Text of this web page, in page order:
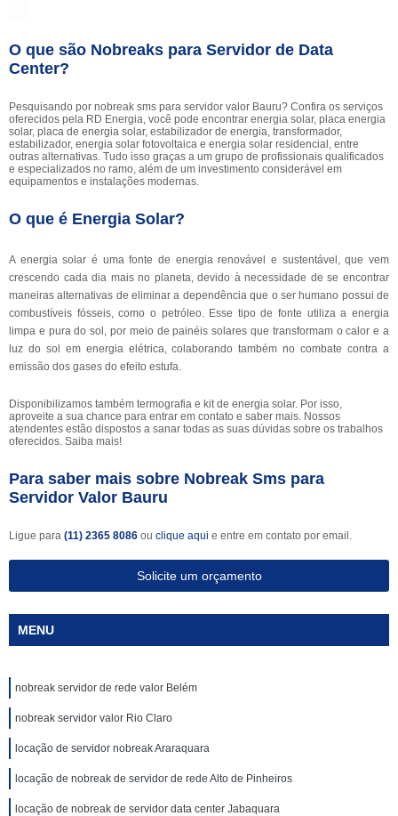
O que são Nobreaks para Servidor de Data
Center?
Pesquisando por nobreak sms para servidor valor Bauru? Confira os serviços
oferecidos pela RD Energia, você pode encontrar energia solar, placa energia
solar, placa de energia solar, estabilizador de energia, transformador,
estabilizador, energia solar fotovoltaica e energia solar residencial, entre
outras alternativas. Tudo isso graças a um grupo de profissionais qualificados
e especializados no ramo, além de um investimento considerável em
equipamentos e instalações modernas.
O que é Energia Solar?
A energia solar é uma fonte de energia renovável e sustentável, que vem
crescendo cada dia mais no planeta, devido à necessidade de se encontrar
maneiras alternativas de eliminar a dependência que o ser humano possui de
combustíveis fósseis, como o petróleo. Esse tipo de fonte utiliza a energia
limpa e pura do sol, por meio de painéis solares que transformam o calor e a
luz do sol em energia elétrica, colaborando também no combate contra a
emissão dos gases do efeito estufa.
Disponibilizamos também termografia e kit de energia solar. Por isso,
aproveite a sua chance para entrar em contato e saber mais. Nossos
atendentes estão dispostos a sanar todas as suas dúvidas sobre os trabalhos
oferecidos. Saiba mais!
Para saber mais sobre Nobreak Sms para
Servidor Valor Bauru
Ligue para (11) 2365 8086 ou clique aqui e entre em contato por email.
Solicite um orçamento
MENU
nobreak servidor de rede valor Belém
nobreak servidor valor Rio Claro
locação de servidor nobreak Araraquara
locação de nobreak de servidor de rede Alto de Pinheiros
locação de nobreak de servidor data center Jabaquara